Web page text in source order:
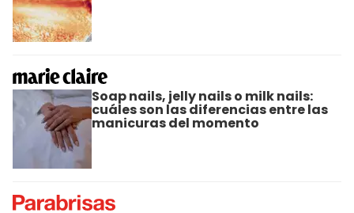
Soap nails, jelly nails o milk nails:
cuáles son las diferencias entre las
manicuras del momento